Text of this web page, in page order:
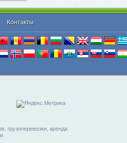
Контакты
грузоперевозки, аренда